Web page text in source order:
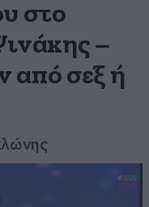
στο
–
από σεξ ή